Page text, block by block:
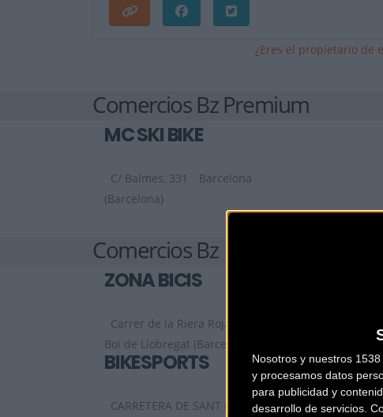
Nosotros y nuestros 1538
y procesamos datos
para publicidad y
desarrollo de servicios.
¿Eres el propietario de
Comercios Bz Premium
MC SKI BIKE
C/ Balmes, 331
Barcelona
(Barcelona)
Comercios Bz
ZONA BICIS
Carrer de la Riera Roja, 29 C
Boi de Llobregat (Barcelona)
BIKESPORTS
CARRETERA DE SANT BOI 90
SANT